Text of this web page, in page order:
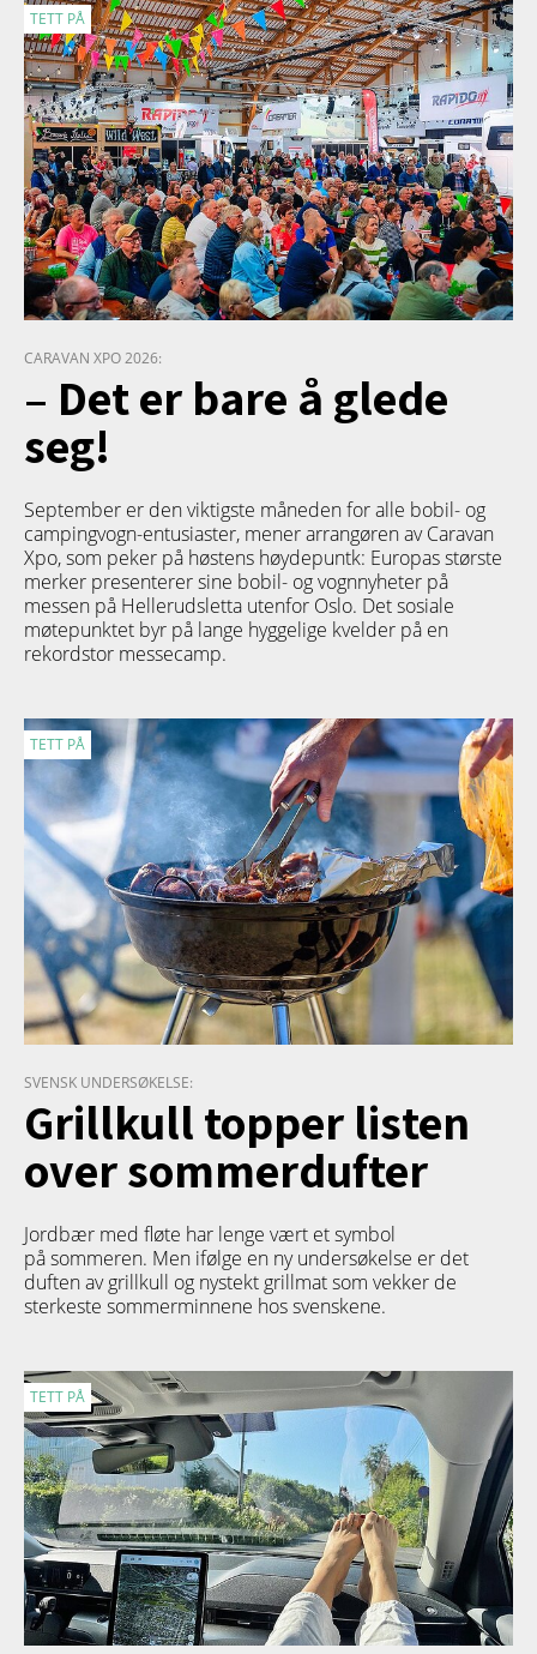
TETT PÅ
CARAVAN XPO 2026:
– Det er bare å glede
seg!
September er den viktigste måneden for alle bobil- og
campingvogn-entusiaster, mener arrangøren av Caravan
Xpo, som peker på høstens høydepuntk: Europas største
merker presenterer sine bobil- og vognnyheter på
messen på Hellerudsletta utenfor Oslo. Det sosiale
møtepunktet byr på lange hyggelige kvelder på en
rekordstor messecamp.
TETT PÅ
SVENSK UNDERSØKELSE:
Grillkull topper listen
over sommerdufter
Jordbær med fløte har lenge vært et symbol
på sommeren. Men ifølge en ny undersøkelse er det
duften av grillkull og nystekt grillmat som vekker de
sterkeste sommerminnene hos svenskene.
TETT PÅ